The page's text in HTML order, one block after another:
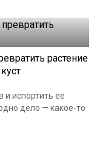
растение
и испортить ее
дело — какое-то